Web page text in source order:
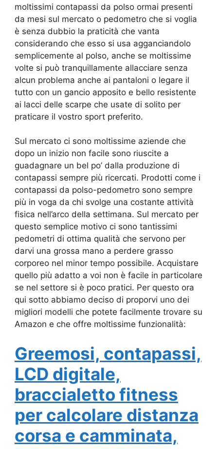
moltissimi contapassi da polso ormai presenti
da mesi sul mercato o pedometro che si voglia
è senza dubbio la praticità che vanta
considerando che esso si usa agganciandolo
semplicemente al polso, anche se moltissime
volte si può tranquillamente allacciare senza
alcun problema anche ai pantaloni o legare il
tutto con un gancio apposito e bello resistente
ai lacci delle scarpe che usate di solito per
praticare il vostro sport preferito.
Sul mercato ci sono moltissime aziende che
dopo un inizio non facile sono riuscite a
guadagnare un bel po’ dalla produzione di
contapassi sempre più ricercati. Prodotti come i
contapassi da polso-pedometro sono sempre
più in voga da chi svolge una costante attività
fisica nell’arco della settimana. Sul mercato per
questo semplice motivo ci sono tantissimi
pedometri di ottima qualità che servono per
darvi una grossa mano a perdere grasso
corporeo nel minor tempo possibile. Acquistare
quello più adatto a voi non è facile in particolare
se nel settore si è poco pratici. Per questo ora
qui sotto abbiamo deciso di proporvi uno dei
migliori modelli che potete facilmente trovare su
Amazon e che offre moltissime funzionalità:
Greemosi, contapassi,
LCD digitale,
braccialetto fitness
per calcolare distanza
corsa e camminata,